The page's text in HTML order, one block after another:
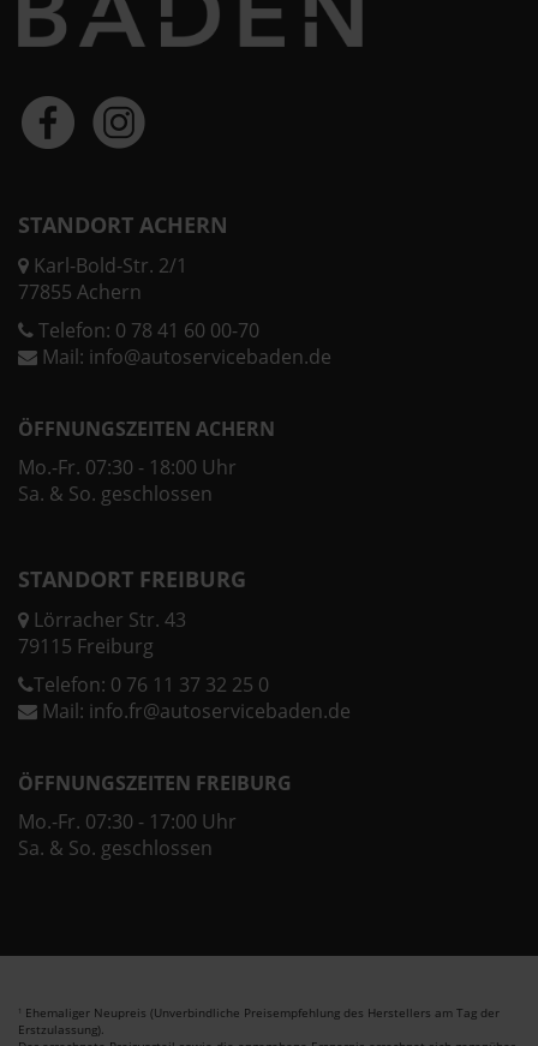
STANDORT ACHERN
Karl-Bold-Str. 2/1
77855 Achern
Telefon: 0 78 41 60 00-70
Mail: info@autoservicebaden.de
ÖFFNUNGSZEITEN ACHERN
Mo.-Fr. 07:30 - 18:00 Uhr
Sa. & So. geschlossen
STANDORT FREIBURG
Lörracher Str. 43
79115 Freiburg
Telefon: 0 76 11 37 32 25 0
Mail: info.fr@autoservicebaden.de
ÖFFNUNGSZEITEN FREIBURG
Mo.-Fr. 07:30 - 17:00 Uhr
Sa. & So. geschlossen
1 Ehemaliger Neupreis (Unverbindliche Preisempfehlung des Herstellers am Tag der
Erstzulassung).